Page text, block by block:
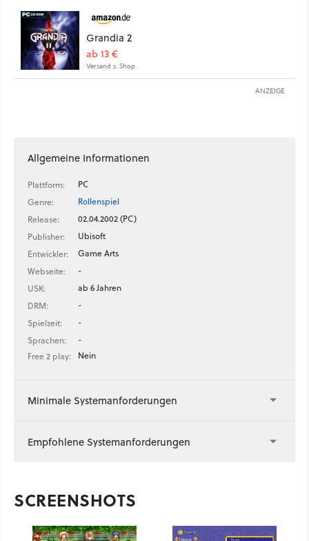
Grandia 2
ab 13 €
Versand s. Shop
ANZEIGE
Allgemeine Informationen
Plattform:
PC
Genre:
Rollenspiel
Release:
02.04.2002 (PC)
Publisher:
Ubisoft
Entwickler:
Game Arts
Webseite:
-
USK:
ab 6 Jahren
DRM:
-
Spielzeit:
-
Sprachen:
-
Free 2 play:
Nein
Minimale Systemanforderungen
Empfohlene Systemanforderungen
SCREENSHOTS